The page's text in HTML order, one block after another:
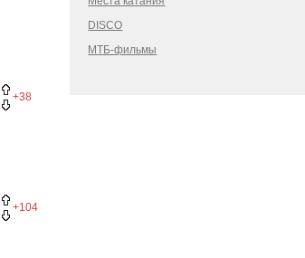
+38
+104
DISCO
МТБ-фильмы